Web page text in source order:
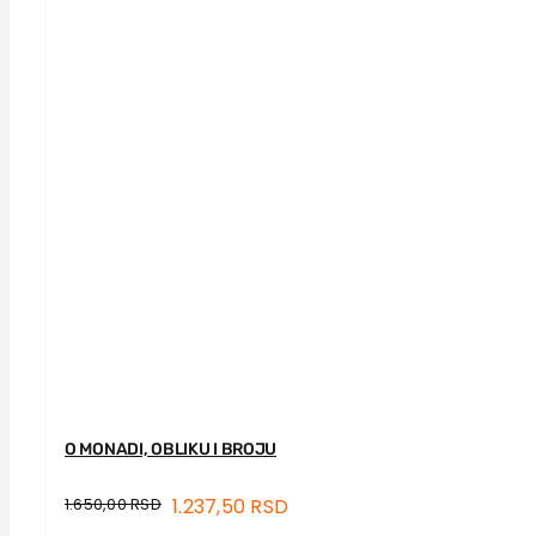
O MONADI, OBLIKU I BROJU
1.650,00RSD 1.237,50 RSD